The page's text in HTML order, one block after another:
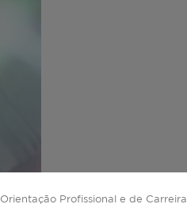
Profissional e de Carreira